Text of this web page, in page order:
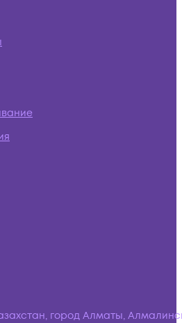
город Алматы,